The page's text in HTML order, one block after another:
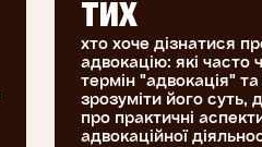
ТИХ
хто хоче дізнатися
адвокацію: які часто
термін "адвокація"
зрозуміти його суть,
про практичні
адвокаційної